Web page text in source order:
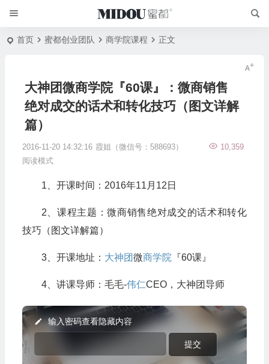
首页 蜜都创业团队 商学院课程 正文
大神团微商学院『60课』：微商销售
绝对成交的话术和转化技巧（图文详解
篇）
2016-11-20 14:32:16 霞姐（微信号：588693）
10,359
阅读模式
1、开课时间：2016年11月12日
2、课程主题：微商销售绝对成交的话术和转化
技巧（图文详解篇）
3、开课地址： 大神团微商学院 『60课』
4、讲课导师：毛毛-伟仁CEO，大神团导师
输入密码查看隐藏内容